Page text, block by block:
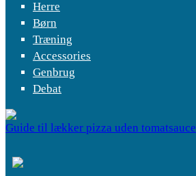
Herre
Børn
Træning
Accessories
Genbrug
Debat
Guide til lækker pizza uden tomatsauce